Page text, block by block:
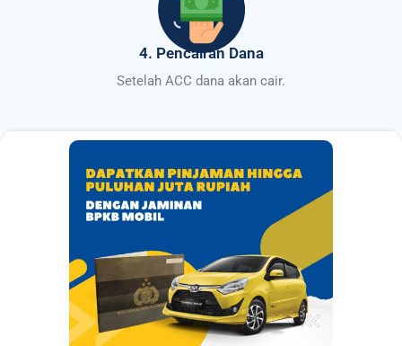
4. Pencairan Dana
Setelah ACC dana akan cair.